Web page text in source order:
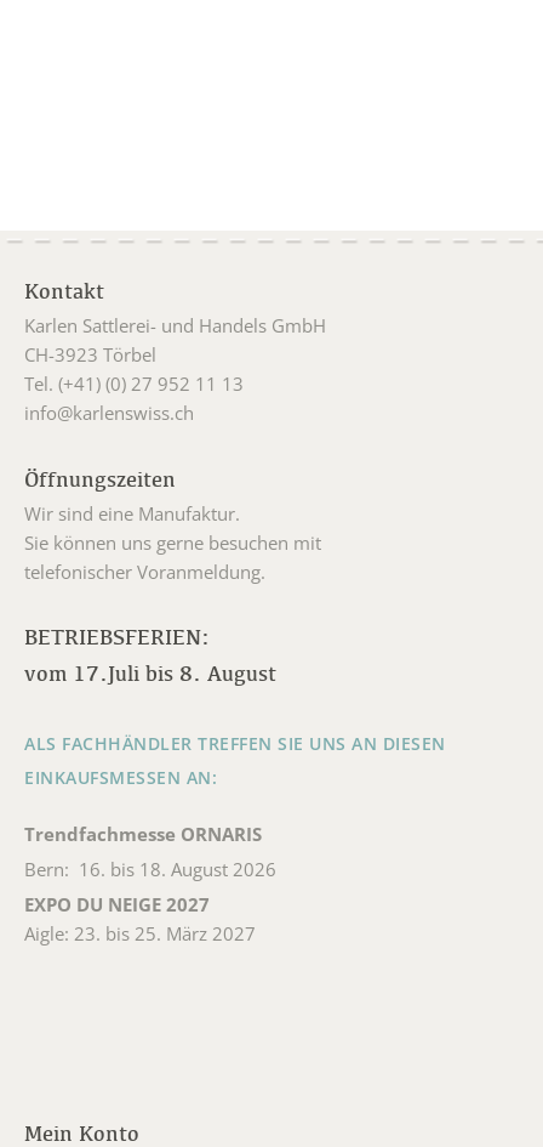
Kontakt
Karlen Sattlerei- und Handels GmbH
CH-3923 Törbel
Tel. (+41) (0) 27 952 11 13
info@karlenswiss.ch
Öffnungszeiten
Wir sind eine Manufaktur.
Sie können uns gerne besuchen mit
telefonischer Voranmeldung.
BETRIEBSFERIEN:
vom 17.Juli bis 8. August
ALS FACHHÄNDLER TREFFEN SIE UNS AN DIESEN
EINKAUFSMESSEN AN:
Trendfachmesse ORNARIS
Bern: 16. bis 18. August 2026
EXPO DU NEIGE 2027
Aigle: 23. bis 25. März 2027
Mein Konto